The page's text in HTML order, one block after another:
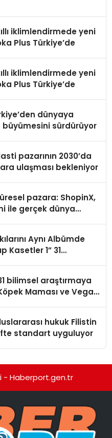
iklimlendirmede yeni
Plus Türkiye’de
iklimlendirmede yeni
Plus Türkiye’de
dünyaya
büyümesini sürdürüyor
pazarının 2030’da
ulaşması bekleniyor
pazara: ShopinX,
ile gerçek dünya
Aynı Albümde
Kasetler 1” 31
bilimsel araştırmaya
Maması ve Vegan
hukuk Filistin
standart uyguluyor
- Haberport.gen.tr